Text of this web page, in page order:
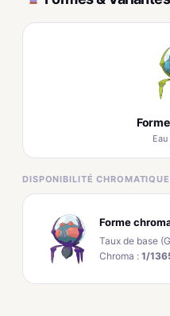
Eau
DISPONIBILITÉ
Forme
Taux de base
Chroma : 1/